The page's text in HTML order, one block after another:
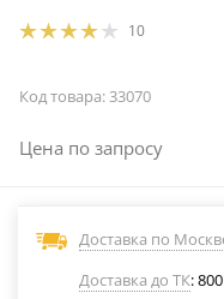
10
Код товара:33070
Цена по запросу
Доставка по
Доставка до ТК: